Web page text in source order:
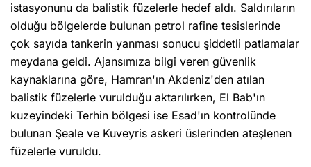
istasyonunu da balistik füzelerle hedef aldı. Saldırıların
olduğu bölgelerde bulunan petrol rafine tesislerinde
çok sayıda tankerin yanması sonucu şiddetli patlamalar
meydana geldi. Ajansımıza bilgi veren güvenlik
kaynaklarına göre, Hamran'ın Akdeniz'den atılan
balistik füzelerle vurulduğu aktarılırken, El Bab'ın
kuzeyindeki Terhin bölgesi ise Esad'ın kontrolünde
bulunan Şeale ve Kuveyris askeri üslerinden ateşlenen
füzelerle vuruldu.